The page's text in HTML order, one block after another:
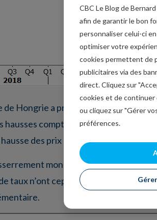
Hongrie a procédé à une nouvelle
compte tenu de la hausse
hausse des prix des matières
monétaire par petites
taux n’ont cependant pas empêché
CBC Le Blog de
afin de garantir le bon
personnaliser celui-ci
optimiser votre
cookies permettent de
publicitaires via des
direct. Cliquez sur
cookies et de
ou cliquez sur "Gérer
préférences.